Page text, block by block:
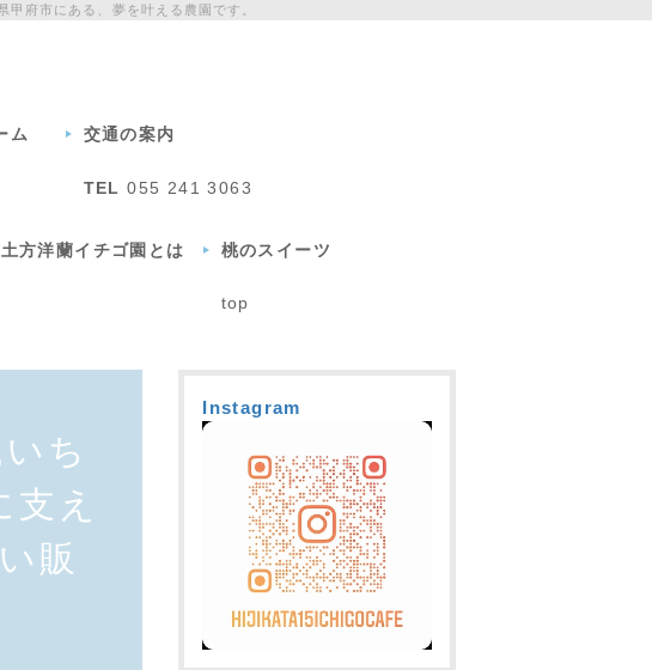
府市にある、夢を叶える農園です。
ム 交通の案内
TEL 055 241 3063
方洋蘭イチゴ園とは 桃のスイーツ
top
いち
え
販
Instagram